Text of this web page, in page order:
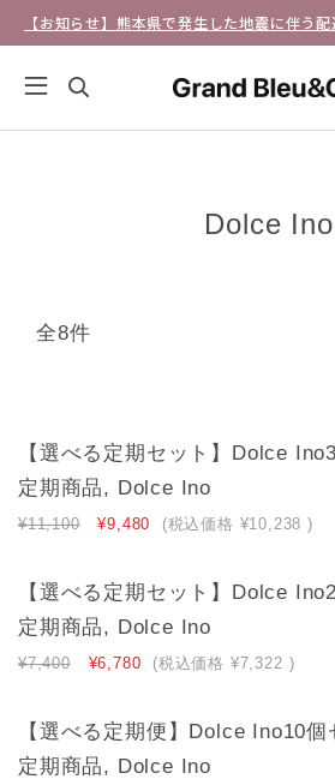
【お知らせ】熊本県で発生した地震に伴う
Dolce Ino
全8件
【選べる定期セット】Dolce
定期商品, Dolce Ino
¥11,100 ¥9,480 (税込価格 ¥10,238 )
【選べる定期セット】Dolce
定期商品, Dolce Ino
¥7,400 ¥6,780 (税込価格 ¥7,322 )
【選べる定期便】Dolce Ino10個
定期商品, Dolce Ino